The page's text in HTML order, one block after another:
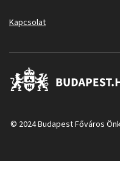
Kapcsolat
© 2024 Budapest Főváros